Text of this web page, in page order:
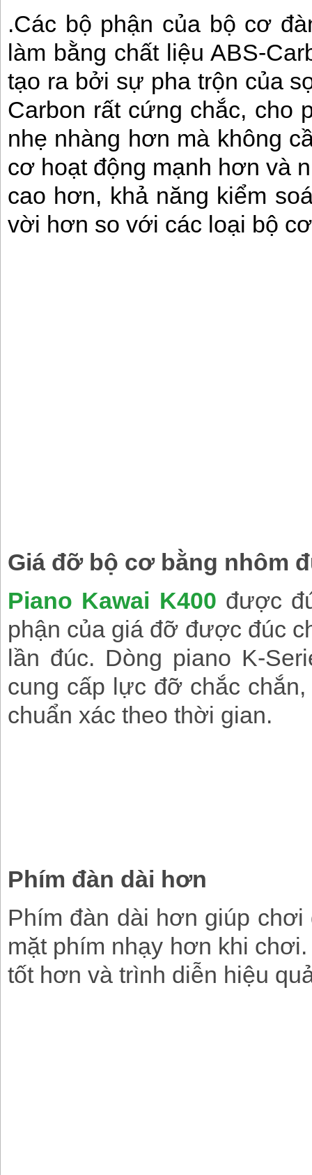
.Các bộ phận của bộ cơ
làm bằng chất liệu ABS-
tạo ra bởi sự pha trộn của
Carbon rất cứng chắc, cho
nhẹ nhàng hơn mà không
cơ hoạt động mạnh hơn và
cao hơn, khả năng kiểm
vời hơn so với các loại bộ
Giá đỡ bộ cơ bằng nhôm
Piano Kawai K400 được
phận của giá đỡ được đúc
lần đúc. Dòng piano K-
cung cấp lực đỡ chắc
chuẩn xác theo thời gian.
Phím đàn dài hơn
Phím đàn dài hơn giúp
mặt phím nhạy hơn khi
tốt hơn và trình diễn hiệu